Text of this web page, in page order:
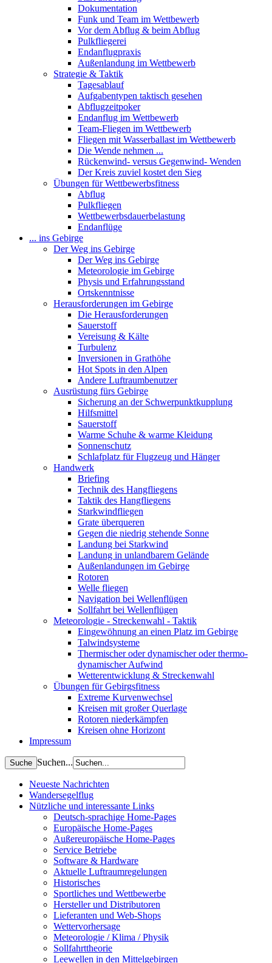
Dokumentation
Funk und Team im Wettbewerb
Vor dem Abflug & beim Abflug
Pulkfliegerei
Endanflugpraxis
Außenlandung im Wettbewerb
Strategie & Taktik
Tagesablauf
Aufgabentypen taktisch gesehen
Abflugzeitpoker
Endanflug im Wettbewerb
Team-Fliegen im Wettbewerb
Fliegen mit Wasserballast im Wettbewerb
Die Wende nehmen ...
Rückenwind- versus Gegenwind- Wenden
Der Kreis zuviel kostet den Sieg
Übungen für Wettbewerbsfitness
Abflug
Pulkfliegen
Wettbewerbsdauerbelastung
Endanflüge
... ins Gebirge
Der Weg ins Gebirge
Der Weg ins Gebirge
Meteorologie im Gebirge
Physis und Erfahrungsstand
Ortskenntnisse
Herausforderungen im Gebirge
Die Herausforderungen
Sauerstoff
Vereisung & Kälte
Turbulenz
Inversionen in Grathöhe
Hot Spots in den Alpen
Andere Luftraumbenutzer
Ausrüstung fürs Gebirge
Sicherung an der Schwerpunktkupplung
Hilfsmittel
Sauerstoff
Warme Schuhe & warme Kleidung
Sonnenschutz
Schlafplatz für Flugzeug und Hänger
Handwerk
Briefing
Technik des Hangfliegens
Taktik des Hangfliegens
Starkwindfliegen
Grate überqueren
Gegen die niedrig stehende Sonne
Landung bei Starkwind
Landung in unlandbarem Gelände
Außenlandungen im Gebirge
Rotoren
Welle fliegen
Navigation bei Wellenflügen
Sollfahrt bei Wellenflügen
Meteorologie - Streckenwahl - Taktik
Eingewöhnung an einen Platz im Gebirge
Talwindsysteme
Thermischer oder dynamischer oder thermo-
dynamischer Aufwind
Wetterentwicklung & Streckenwahl
Übungen für Gebirgsfitness
Extreme Kurvenwechsel
Kreisen mit großer Querlage
Rotoren niederkämpfen
Kreisen ohne Horizont
Impressum
Suchen...
Neueste Nachrichten
Wandersegelflug
Nützliche und interessante Links
Deutsch-sprachige Home-Pages
Europäische Home-Pages
Außereuropäische Home-Pages
Service Betriebe
Software & Hardware
Aktuelle Luftraumregelungen
Historisches
Sportliches und Wettbewerbe
Hersteller und Distributoren
Lieferanten und Web-Shops
Wettervorhersage
Meteorologie / Klima / Physik
Sollfahrttheorie
Leewellen in den Mittelgebirgen